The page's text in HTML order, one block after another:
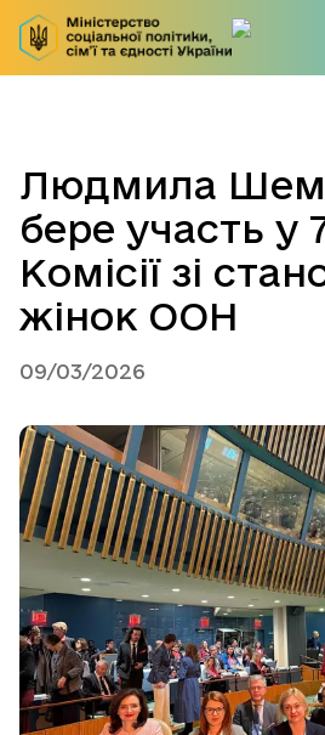
Людмила
бере участь у
Комісії зі
жінок ООН
09/03/2026